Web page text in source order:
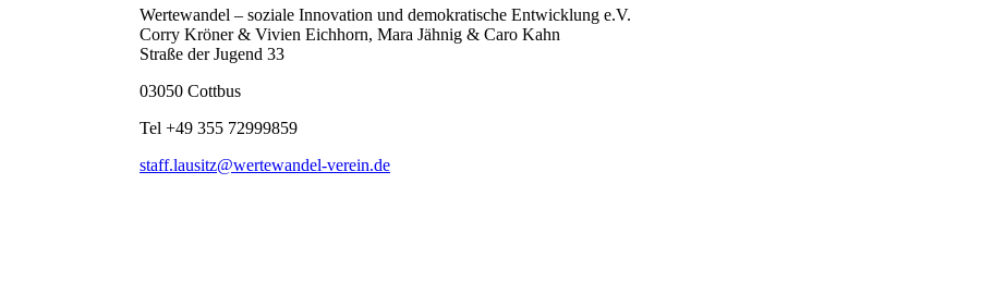
Wertewandel – soziale Innovation und demokratische Entwicklung e.V.
Corry Kröner & Vivien Eichhorn, Mara Jähnig & Caro Kahn
Straße der Jugend 33
03050 Cottbus
Tel +49 355 72999859
staff.lausitz@wertewandel-verein.de